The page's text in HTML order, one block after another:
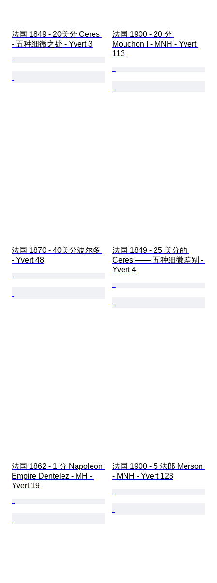
法国 1849 - 20美分 Ceres
- 五种细微之处 - Yvert 3
法国 1900 - 20 分
Mouchon I - MNH - Yvert
113
法国 1870 - 40美分波尔多
- Yvert 48
法国 1849 - 25 美分的
Ceres —— 五种细微差别 -
Yvert 4
法国 1862 - 1 分 Napoleon
Empire Dentelez - MH -
Yvert 19
法国 1900 - 5 法郎 Merson
- MNH - Yvert 123